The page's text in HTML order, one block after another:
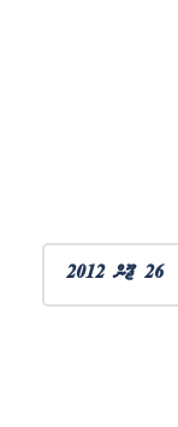
26 ޖޫން 2012